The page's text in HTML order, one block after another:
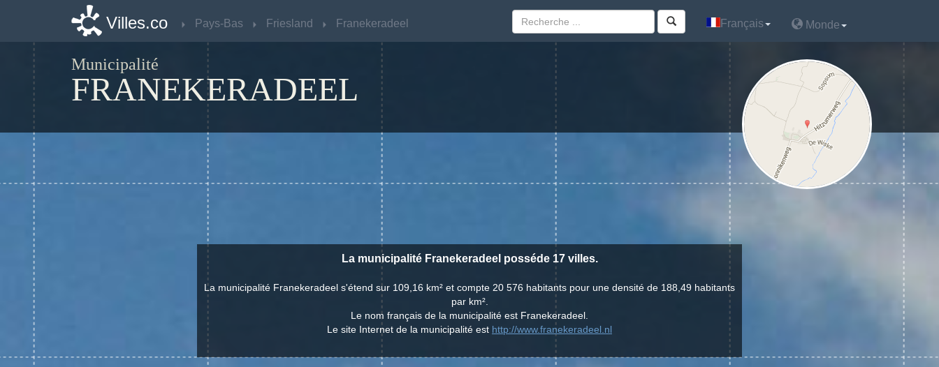
Villes.co Pays-Bas Friesland Franekeradeel Français Monde
Municipalité
FRANEKERADEEL
La municipalité Franekeradeel posséde 17 villes.
La municipalité Franekeradeel s'étend sur 109,16 km² et compte 20 576 habitants pour une densité de 188,49 habitants
par km².
Le nom français de la municipalité est Franekeradeel.
Le site Internet de la municipalité est http://www.franekeradeel.nl
Villes.co Pays-Bas Friesland Franekeradeel Français Monde